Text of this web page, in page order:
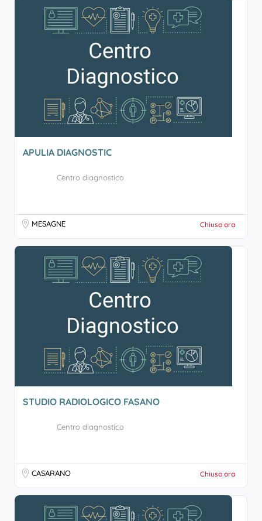
APULIA DIAGNOSTIC
Centro diagnostico
MESAGNE Chiuso ora
STUDIO RADIOLOGICO FASANO
Centro diagnostico
CASARANO Chiuso ora